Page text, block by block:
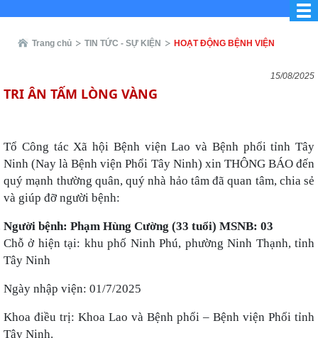
Trang chủ TIN TỨC - SỰ KIỆN HOẠT ĐỘNG BỆNH VIỆN
15/08/2025
TRI ÂN TẤM LÒNG VÀNG
Tổ Công tác Xã hội Bệnh viện Lao và Bệnh phổi tỉnh Tây
Ninh (Nay là Bệnh viện Phổi Tây Ninh) xin THÔNG BÁO đến
quý mạnh thường quân, quý nhà hảo tâm đã quan tâm, chia sẻ
và giúp đỡ người bệnh:
Người bệnh: Phạm Hùng Cường (33 tuổi) MSNB: 03
Chỗ ở hiện tại: khu phố Ninh Phú, phường Ninh Thạnh, tỉnh
Tây Ninh
Ngày nhập viện: 01/7/2025
Khoa điều trị: Khoa Lao và Bệnh phổi – Bệnh viện Phổi tỉnh
Tây Ninh.